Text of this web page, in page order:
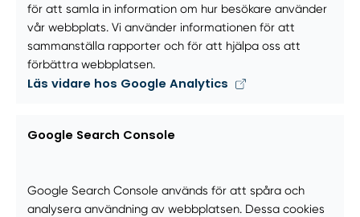
för att samla in information om hur besökare använder
vår webbplats. Vi använder informationen för att
sammanställa rapporter och för att hjälpa oss att
förbättra webbplatsen.
Läs vidare hos Google Analytics
Google Search Console
Google Search Console används för att spåra och
analysera användning av webbplatsen. Dessa cookies